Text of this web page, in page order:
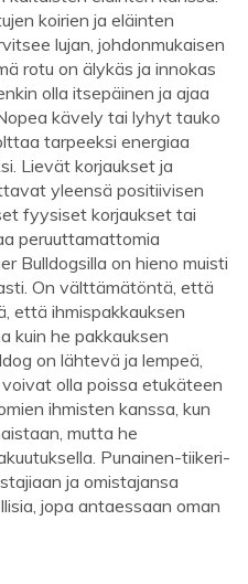
koirien ja eläinten
lujan, johdonmukaisen
rotu on älykäs ja innokas
olla itsepäinen ja ajaa
kävely tai lyhyt tauko
tarpeeksi energiaa
Lievät korjaukset ja
yleensä positiivisen
fyysiset korjaukset tai
peruuttamattomia
Bulldogsilla on hieno muisti
On välttämätöntä, että
että ihmispakkauksen
kuin he pakkauksen
on lähtevä ja lempeä,
olla poissa etukäteen
ihmisten kanssa, kun
mutta he
Punainen-tiikeri-
ja omistajansa
jopa antaessaan oman